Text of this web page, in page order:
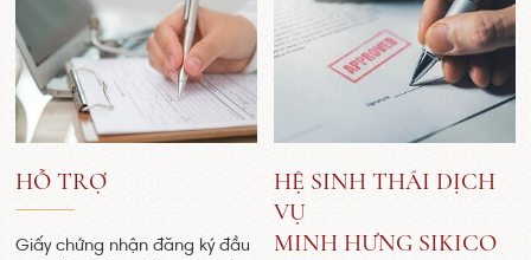
HỖ TRỢ
Giấy chứng nhận đăng ký đầu
HỆ SINH THÁI DỊCH
VỤ
MINH HƯNG SIKICO